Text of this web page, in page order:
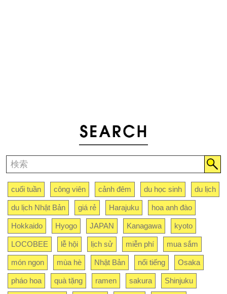
cuối tuần công viên cảnh đêm du học sinh du lịch
du lịch Nhật Bản giá rẻ Harajuku hoa anh đào
Hokkaido Hyogo JAPAN Kanagawa kyoto
LOCOBEE lễ hội lịch sử miễn phí mua sắm
món ngon mùa hè Nhật Bản nổi tiếng Osaka
pháo hoa quà tặng ramen sakura Shinjuku